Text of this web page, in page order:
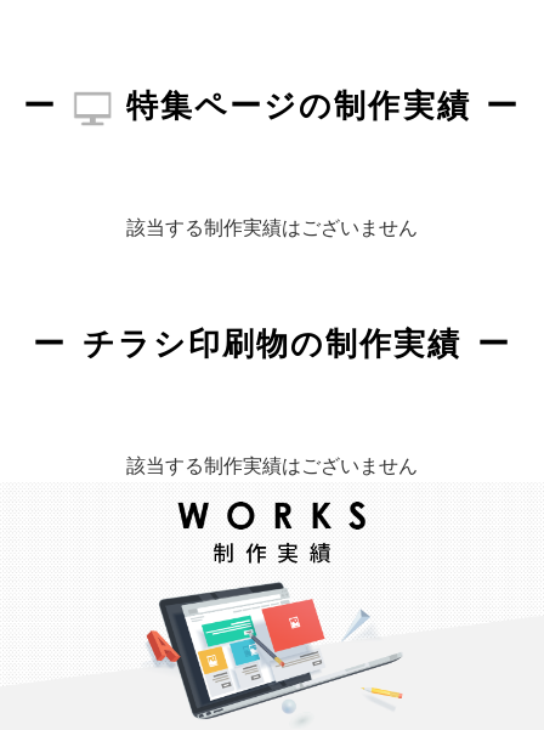
特集ページの制作実績
該当する制作実績はございません
チラシ印刷物の制作実績
該当する制作実績はございません